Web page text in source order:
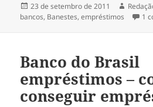
Publicado
em
23 de setembro de 2011 Autor
bancos, Banestes,empréstimos 1
Banco do Brasil
empréstimos –
conseguir